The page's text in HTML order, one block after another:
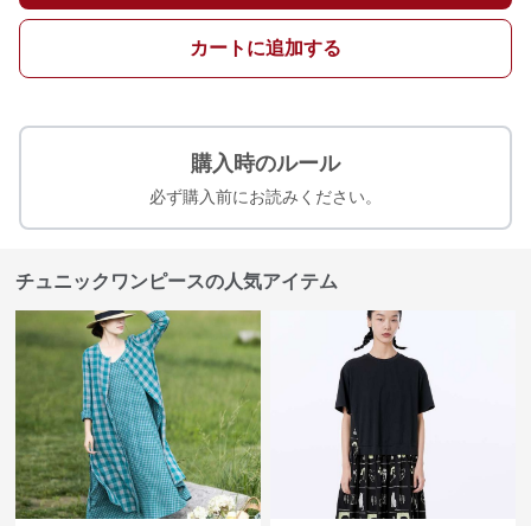
カートに追加する
購入時のルール
必ず購入前にお読みください。
チュニックワンピースの人気アイテム